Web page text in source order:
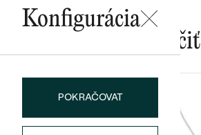
PÔVOD:
Postranné drahokamy
POČET:
1
KARÁTOVÁ VÁHA:
ROZMERY:
3 mm
Konfigurácia
POKRAČOVAT
Mohlo by sa vám páčiť